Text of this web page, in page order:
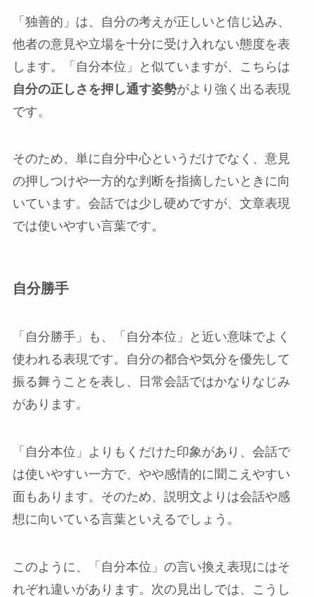
「独善的」は、自分の考えが正しいと信じ込み、
他者の意見や立場を十分に受け入れない態度を表
します。「自分本位」と似ていますが、こちらは
自分の正しさを押し通す姿勢がより強く出る表現
です。
そのため、単に自分中心というだけでなく、意見
の押しつけや一方的な判断を指摘したいときに向
いています。会話では少し硬めですが、文章表現
では使いやすい言葉です。
自分勝手
「自分勝手」も、「自分本位」と近い意味でよく
使われる表現です。自分の都合や気分を優先して
振る舞うことを表し、日常会話ではかなりなじみ
があります。
「自分本位」よりもくだけた印象があり、会話で
は使いやすい一方で、やや感情的に聞こえやすい
面もあります。そのため、説明文よりは会話や感
想に向いている言葉といえるでしょう。
このように、「自分本位」の言い換え表現にはそ
れぞれ違いがあります。次の見出しでは、こうし